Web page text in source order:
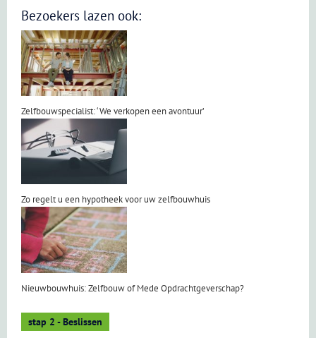
Bezoekers lazen ook:
Zelfbouwspecialist: ‘We verkopen een avontuur’
Zo regelt u een hypotheek voor uw zelfbouwhuis
Nieuwbouwhuis: Zelfbouw of Mede Opdrachtgeverschap?
stap 2 - Beslissen